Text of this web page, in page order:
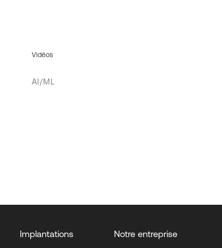
Vidéos
AI/ML
Implantations Notre entreprise